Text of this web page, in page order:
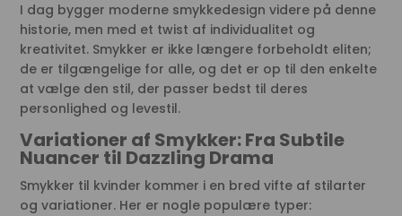
I dag bygger moderne smykkedesign videre på denne
historie, men med et twist af individualitet og
kreativitet. Smykker er ikke længere forbeholdt eliten;
de er tilgængelige for alle, og det er op til den enkelte
at vælge den stil, der passer bedst til deres
personlighed og levestil.
Variationer af Smykker: Fra Subtile
Nuancer til Dazzling Drama
Smykker til kvinder kommer i en bred vifte af stilarter
og variationer. Her er nogle populære typer: